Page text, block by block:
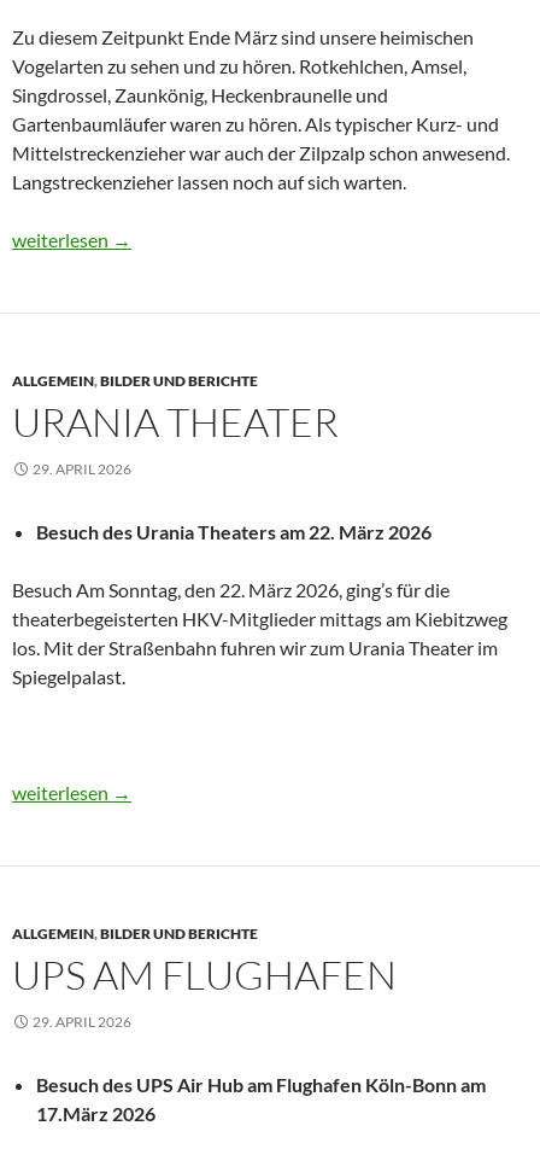
Zu diesem Zeitpunkt Ende März sind unsere heimischen
Vogelarten zu sehen und zu hören. Rotkehlchen, Amsel,
Singdrossel, Zaunkönig, Heckenbraunelle und
Gartenbaumläufer waren zu hören. Als typischer Kurz- und
Mittelstreckenzieher war auch der Zilpzalp schon anwesend.
Langstreckenzieher lassen noch auf sich warten.
Heimische Vogelarten und -Gesänge
weiterlesen →
ALLGEMEIN,BILDER UND BERICHTE
URANIA THEATER
29. APRIL 2026
Besuch des Urania Theaters am 22. März 2026
Besuch Am Sonntag, den 22. März 2026, ging’s für die
theaterbegeisterten HKV-Mitglieder mittags am Kiebitzweg
los. Mit der Straßenbahn fuhren wir zum Urania Theater im
Spiegelpalast.
Urania Theater
weiterlesen →
ALLGEMEIN,BILDER UND BERICHTE
UPS AM FLUGHAFEN
29. APRIL 2026
Besuch des UPS Air Hub am Flughafen Köln-Bonn am
17.März 2026